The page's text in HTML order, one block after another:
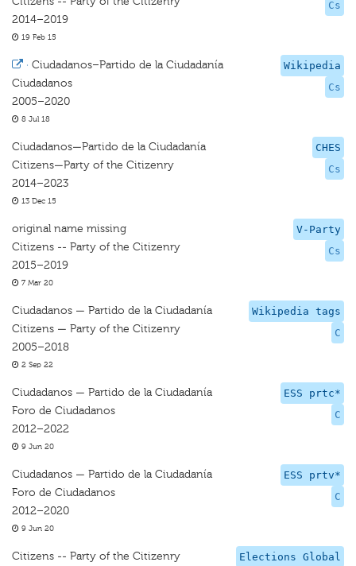
Cs
2014–2019
19 Feb 15
Wikipedia
Cs
· Ciudadanos–Partido de la Ciudadanía
Ciudadanos
2005–2020
8 Jul 18
CHES
Cs
Ciudadanos—Partido de la Ciudadanía
Citizens—Party of the Citizenry
2014–2023
13 Dec 15
V-Party
Cs
original name missing
Citizens -- Party of the Citizenry
2015–2019
7 Mar 20
Wikipedia tags
C
Ciudadanos — Partido de la Ciudadanía
Citizens — Party of the Citizenry
2005–2018
2 Sep 22
ESS prtc*
C
Ciudadanos — Partido de la Ciudadanía
Foro de Ciudadanos
2012–2022
9 Jun 20
ESS prtv*
C
Ciudadanos — Partido de la Ciudadanía
Foro de Ciudadanos
2012–2020
9 Jun 20
Elections Global
Citizens -- Party of the Citizenry